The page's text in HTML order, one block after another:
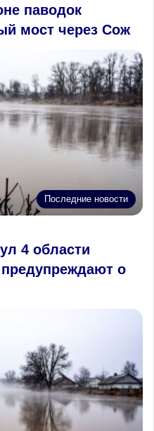
паводок
мост через Сож
Последние новости
4 области
о